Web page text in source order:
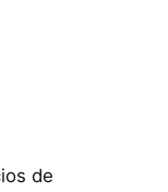
de